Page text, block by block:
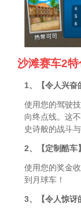
沙滩赛车2
1、【令人兴奋
使用您的驾驶
向终点线。这
史诗般的战斗
2、【定制酷车】
使用您的奖金
到月球车！
3、【令人惊讶